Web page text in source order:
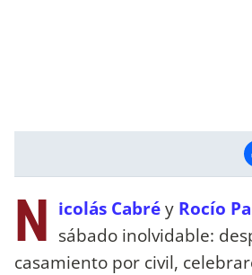
N icolás Cabréy Rocío
sábado inolvidable:
casamiento por civil,